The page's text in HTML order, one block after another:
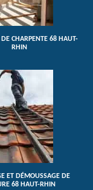
CHARPENTE 68 HAUT-
RHIN
ET DÉMOUSSAGE DE
68 HAUT-RHIN